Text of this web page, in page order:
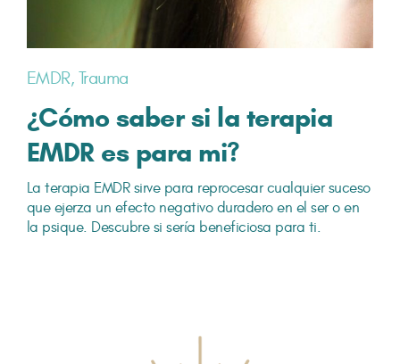
EMDR, Trauma
¿Cómo saber si la terapia
EMDR es para mi?
La terapia EMDR sirve para reprocesar cualquier suceso
que ejerza un efecto negativo duradero en el ser o en
la psique. Descubre si sería beneficiosa para ti.